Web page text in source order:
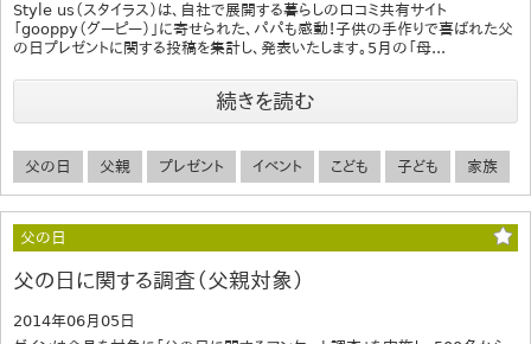
Style us（スタイラス）は、自社で展開する暮らしの口コミ共有サイト
「gooppy（グーピー）」に寄せられた、パパも感動！子供の手作りで喜ばれた父
の日プレゼントに関する投稿を集計し、発表いたします。5月の「母...
続きを読む
父の日 父親 プレゼント イベント こども 子ども 家族
父の日
父の日に関する調査（父親対象）
2014年06月05日